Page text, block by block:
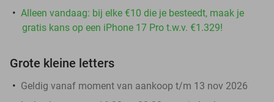
Alleen vandaag: bij elke €10 die je besteedt, maak je
gratis kans op een iPhone 17 Pro t.w.v. €1.329!
Grote kleine letters
Geldig vanaf moment van aankoop t/m 13 nov 2026